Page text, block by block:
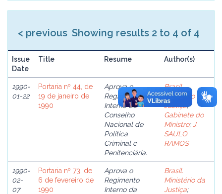
Showing results 2 to 4 of 4
< previous
Issue
Date
Title Resume Author(s)
1990-
01-22
Portaria nº 44, de
19 de janeiro de
1990
Aprova o
Regimento
Interno do
Conselho
Nacional de
Política
Criminal e
Penitenciária.
Brasil.
Ministério da
Justiça;
Gabinete do
Ministro; J.
SAULO
RAMOS
1990-
02-
07
Portaria nº 73, de
6 de fevereiro de
1990
Aprova o
Regimento
Interno da
Brasil.
Ministério da
Justiça;